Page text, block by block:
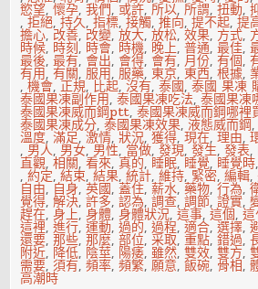
慾望,懷孕,我們, 或許,所以,所謂,扭動,
,拒絕,持久,指標,接觸,推向,提不起,提
擔心, 改善, 改變,放大,放松,效果, 方式,
時候, 時刻, 時會, 時機, 晚上,普通,最佳,
最後,最有, 會出, 會得, 會有, 月份,有個,
有用,有關,服用,服藥,東京,東西,根據,
,機會,正規, 比起,沒有,泰國,泰國 果凍
泰國果凍副作用,泰國果凍吃法,泰國果凍
泰國果凍威而鋼ptt,泰國果凍威而鋼哪裡
泰國果凍成分,泰國果凍效果,液態威而鋼
溫度,滿足,激情,狀況,獲得,現在,理由,
, 男人, 男女, 男性, 當做,發現,發生,發表,
直觀,相關,看來,真的, 睡眠, 睡覺, 睡覺時
,約定,結束,結果,統計,維持, 緊密,編輯,
自由, 自身,英國,蓋住,薪水,藥物,行為,
覺得,解決,許多,認為,調查,調節,證實,
趕在,身上,身體,身體狀況,這事,這個,
這裡,進行,運動,過的,過程,適合,選擇,
還要,那些,那麼,部位,采取,重點,錯過,
附近, 降低, 陰莖, 陽痿,雖然,雙效,雙方,
需要,須有,頻率,頻繁,願意,飯碗, 骨相,
高潮時